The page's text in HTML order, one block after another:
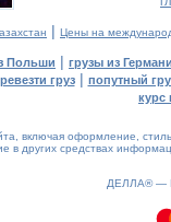
| Цены на
Польши | грузы из
груз| попутный
курс
включая оформление,
в других средствах
ДЕЛЛА® —